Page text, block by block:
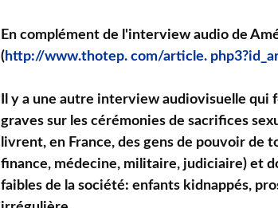
En complément de l'interview audio de
( http://www.thotep. com/article.
Il y a une autre interview audiovisuelle
graves sur les cérémonies de sacrifices
livrent, en France, des gens de pouvoir de
finance, médecine, militaire, judiciaire) et
faibles de la société: enfants kidnappés,